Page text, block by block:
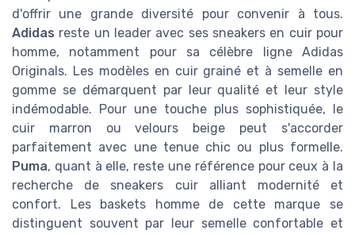
d'offrir une grande diversité pour convenir à tous.
Adidas reste un leader avec ses sneakers en cuir pour
homme, notamment pour sa célèbre ligne Adidas
Originals. Les modèles en cuir grainé et à semelle en
gomme se démarquent par leur qualité et leur style
indémodable. Pour une touche plus sophistiquée, le
cuir marron ou velours beige peut s'accorder
parfaitement avec une tenue chic ou plus formelle.
Puma, quant à elle, reste une référence pour ceux à la
recherche de sneakers cuir alliant modernité et
confort. Les baskets homme de cette marque se
distinguent souvent par leur semelle confortable et